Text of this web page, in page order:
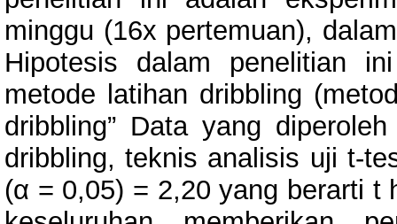
minggu (16x pertemuan),
Hipotesis dalam penelitian
metode latihan dribbling
dribbling” Data yang
dribbling, teknis analisis uji t-
(α = 0,05) = 2,20 yang berarti t